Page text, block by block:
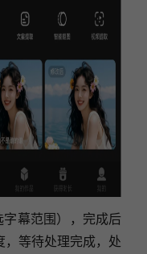
幕范围），完成后
等待处理完成， 处